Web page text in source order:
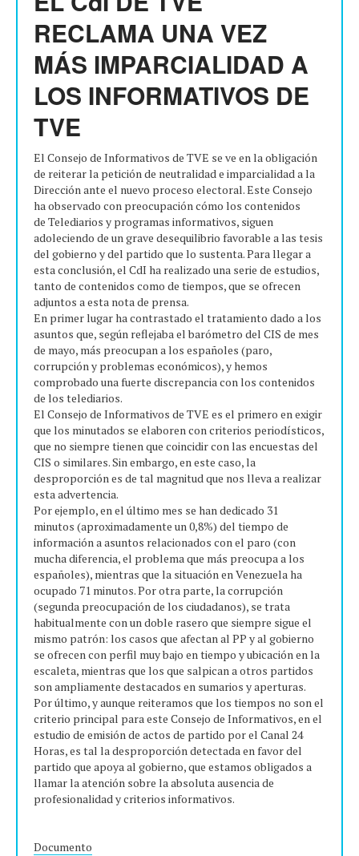
RECLAMA UNA VEZ
MÁS IMPARCIALIDAD A
LOS INFORMATIVOS DE
TVE
El Consejo de Informativos de TVE se ve en la obligación
de reiterar la petición de neutralidad e imparcialidad a la
Dirección ante el nuevo proceso electoral. Este Consejo
ha observado con preocupación cómo los contenidos
de Telediarios y programas informativos, siguen
adoleciendo de un grave desequilibrio favorable a las tesis
del gobierno y del partido que lo sustenta. Para llegar a
esta conclusión, el CdI ha realizado una serie de estudios,
tanto de contenidos como de tiempos, que se ofrecen
adjuntos a esta nota de prensa.
En primer lugar ha contrastado el tratamiento dado a los
asuntos que, según reflejaba el barómetro del CIS de mes
de mayo, más preocupan a los españoles (paro,
corrupción y problemas económicos), y hemos
comprobado una fuerte discrepancia con los contenidos
de los telediarios.
El Consejo de Informativos de TVE es el primero en exigir
que los minutados se elaboren con criterios periodísticos,
que no siempre tienen que coincidir con las encuestas del
CIS o similares. Sin embargo, en este caso, la
desproporción es de tal magnitud que nos lleva a realizar
esta advertencia.
Por ejemplo, en el último mes se han dedicado 31
minutos (aproximadamente un 0,8%) del tiempo de
información a asuntos relacionados con el paro (con
mucha diferencia, el problema que más preocupa a los
españoles), mientras que la situación en Venezuela ha
ocupado 71 minutos. Por otra parte, la corrupción
(segunda preocupación de los ciudadanos), se trata
habitualmente con un doble rasero que siempre sigue el
mismo patrón: los casos que afectan al PP y al gobierno
se ofrecen con perfil muy bajo en tiempo y ubicación en la
escaleta, mientras que los que salpican a otros partidos
son ampliamente destacados en sumarios y aperturas.
Por último, y aunque reiteramos que los tiempos no son el
criterio principal para este Consejo de Informativos, en el
estudio de emisión de actos de partido por el Canal 24
Horas, es tal la desproporción detectada en favor del
partido que apoya al gobierno, que estamos obligados a
llamar la atención sobre la absoluta ausencia de
profesionalidad y criterios informativos.
Documento